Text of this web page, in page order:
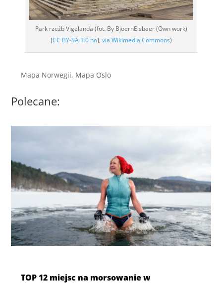
Park rzeźb Vigelanda (fot. By BjoernEisbaer (Own work)
[CC BY-SA 3.0 no], via Wikimedia Commons)
Mapa Norwegii, Mapa Oslo
Polecane:
TOP 12 miejsc na morsowanie w